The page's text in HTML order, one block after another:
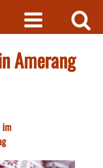
Amerang
im